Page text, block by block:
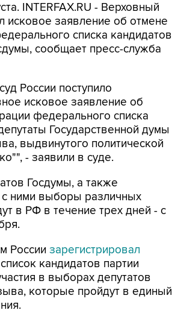
INTERFAX.RU - Верховный
исковое заявление об отмене
списка кандидатов
сообщает пресс-служба
России поступило
исковое заявление об
федерального списка
Государственной думы
выдвинутого политической
- заявили в суде.
Госдумы, а также
ними выборы различных
в РФ в течение трех дней - с
России зарегистрировал
кандидатов партии
в выборах депутатов
которые пройдут в единый